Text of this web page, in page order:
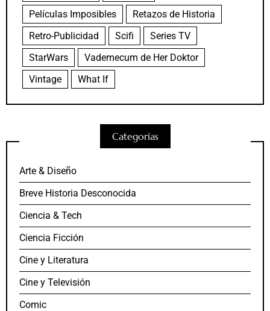
Películas Imposibles
Retazos de Historia
Retro-Publicidad
Scifi
Series TV
StarWars
Vademecum de Her Doktor
Vintage
What If
Categorías
Arte & Diseño
Breve Historia Desconocida
Ciencia & Tech
Ciencia Ficción
Cine y Literatura
Cine y Televisión
Comic